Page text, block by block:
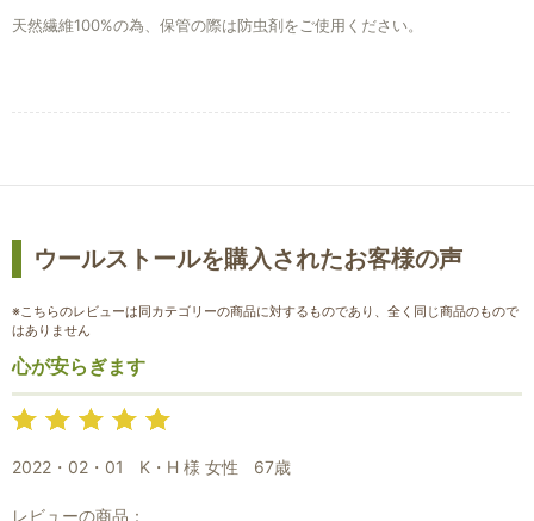
お買い物を続ける
天然繊維100%の為、保管の際は防虫剤をご使用ください。
ウールストールを購入されたお客様の声
※こちらのレビューは同カテゴリーの商品に対するものであり、全く同じ商品のもので
はありません
心が安らぎます
2022・02・01 K・H 様 女性 67歳
レビューの商品：